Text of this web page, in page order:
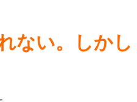
ない。しかし